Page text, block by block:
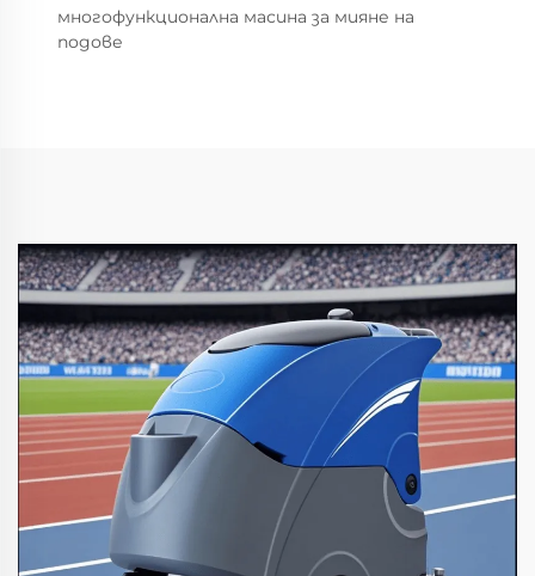
многофункционална масина за мияне на
подове